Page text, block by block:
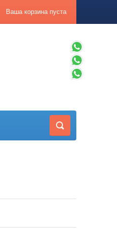
Ваша корзина пуста